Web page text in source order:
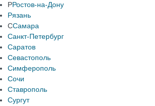
РРостов-на-Дону
Рязань
ССамара
Санкт-Петербург
Саратов
Севастополь
Симферополь
Сочи
Ставрополь
Сургут